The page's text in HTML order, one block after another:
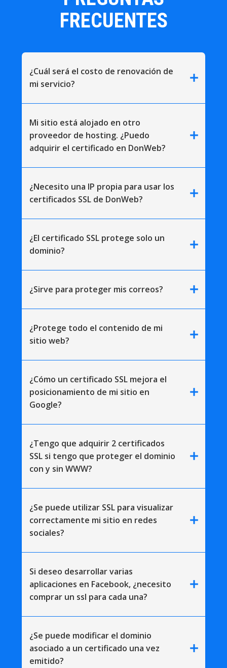
FRECUENTES
¿Cuál será el costo de renovación de
mi servicio?
add
Mi sitio está alojado en otro
proveedor de hosting. ¿Puedo
adquirir el certificado en DonWeb?
add
¿Necesito una IP propia para usar los
certificados SSL de DonWeb?
add
¿El certificado SSL protege solo un
dominio?
add
¿Sirve para proteger mis correos? add
¿Protege todo el contenido de mi
sitio web?
add
¿Cómo un certificado SSL mejora el
posicionamiento de mi sitio en
Google?
add
¿Tengo que adquirir 2 certificados
SSL si tengo que proteger el dominio
con y sin WWW?
add
¿Se puede utilizar SSL para visualizar
correctamente mi sitio en redes
sociales?
add
Si deseo desarrollar varias
aplicaciones en Facebook, ¿necesito
comprar un ssl para cada una?
add
¿Se puede modificar el dominio
asociado a un certificado una vez
emitido?
add